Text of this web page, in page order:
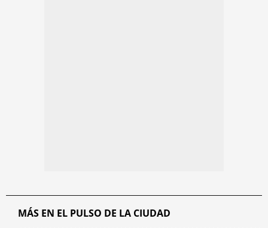
MÁS EN EL PULSO DE LA CIUDAD